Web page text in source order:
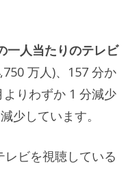
一人当たりのテレビ
万人)、157 分か
りわずか 1 分減少
少しています。
ビを視聴している